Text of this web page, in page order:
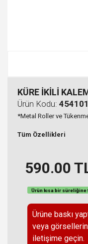
KÜRE İKİLİ
Ürün Kodu: 454101
*Metal Roller ve
Tüm Özellikleri
590.00
Ürün kısa bir süreliğine
Ürüne baskı
veya
iletişime geçin.